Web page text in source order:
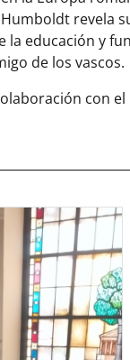
revela
la educación y
de los vascos.
con el